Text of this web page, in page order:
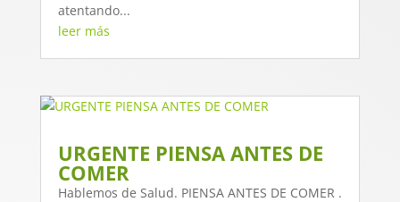
atentando...
leer más
URGENTE PIENSA ANTES DE
COMER
Hablemos de Salud. PIENSA ANTES DE COMER .